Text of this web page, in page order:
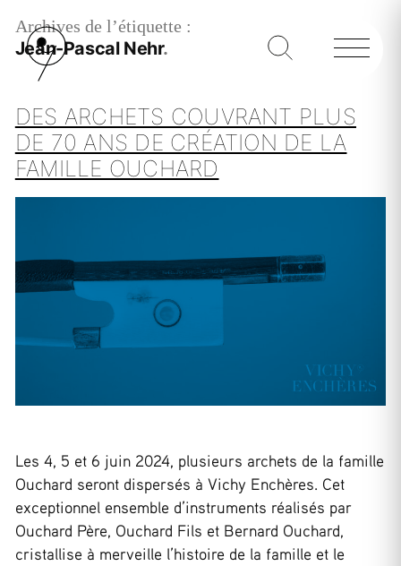
Archives de l’étiquette :
Jean-Pascal Nehr
DES ARCHETS COUVRANT PLUS
DE 70 ANS DE CRÉATION DE LA
FAMILLE OUCHARD
Les 4, 5 et 6 juin 2024, plusieurs archets de la famille
Ouchard seront dispersés à Vichy Enchères. Cet
exceptionnel ensemble d’instruments réalisés par
Ouchard Père, Ouchard Fils et Bernard Ouchard,
cristallise à merveille l’histoire de la famille et le